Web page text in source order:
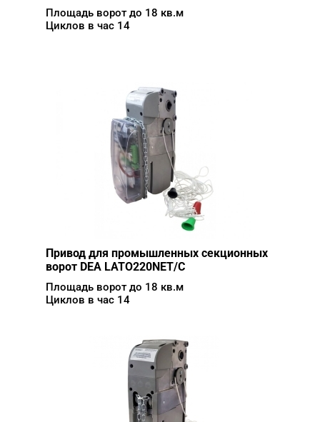
Площадь ворот до 18 кв.м
Циклов в час 14
Привод для промышленных секционных
ворот DEA LATO220NET/C
Площадь ворот до 18 кв.м
Циклов в час 14